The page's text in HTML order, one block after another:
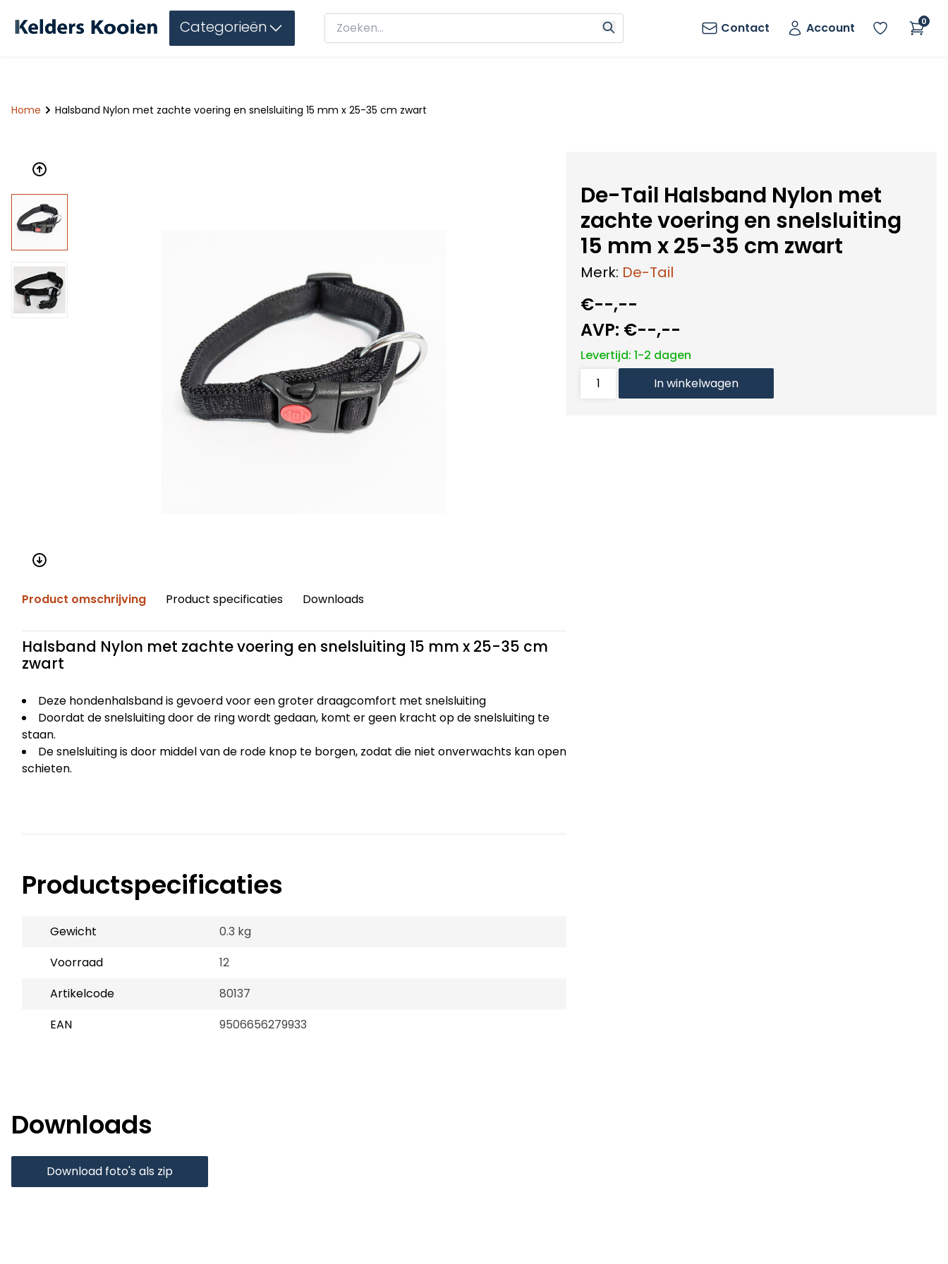
Categorieën Contact Account 0
Home Halsband Nylon met zachte voering en snelsluiting 15 mm x 25-35 cm zwart
Product omschrijving Product specificaties Downloads
Halsband Nylon met zachte voering en snelsluiting 15 mm x 25-35 cm
zwart
Deze hondenhalsband is gevoerd voor een groter draagcomfort met snelsluiting
Doordat de snelsluiting door de ring wordt gedaan, komt er geen kracht op de snelsluiting te
staan.
De snelsluiting is door middel van de rode knop te borgen, zodat die niet onverwachts kan open
schieten.
Productspecificaties
Gewicht
0.3 kg
Voorraad
12
Artikelcode
80137
EAN
9506656279933
De-Tail Halsband Nylon met
zachte voering en snelsluiting
15 mm x 25-35 cm zwart
Merk: De-Tail
€--,--
AVP: €--,--
Levertijd: 1-2 dagen
In winkelwagen
Downloads
Download foto's als zip